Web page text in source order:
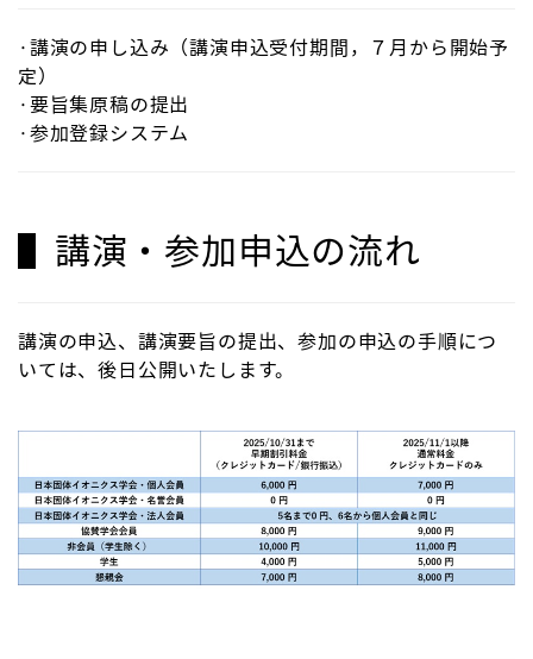
·講演の申し込み（講演申込受付期間，７月から開始予
定）
·要旨集原稿の提出
·参加登録システム
▌講演・参加申込の流れ
講演の申込、講演要旨の提出、参加の申込の手順につ
いては、後日公開いたします。